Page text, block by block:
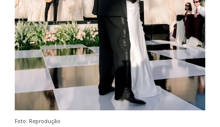
Foto: Reprodução